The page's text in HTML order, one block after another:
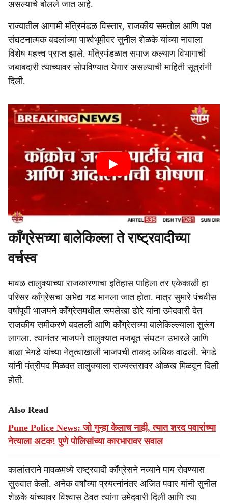
असल्याचे बोलले जात आहे.
राज्यातील आगामी मंत्रिमंडळ विस्तार, राजकीय समतोल आणि पक्ष
संघटनात्मक बदलांच्या पार्श्वभूमीवर सुनील शेळके यांच्या नावाला
विशेष महत्त्व प्राप्त झाले. मंत्रिमंडळात समाज कल्याण विभागाची
जबाबदारी त्याच्यावर सोपविण्यात येणार असल्याची माहिती सूत्रांनी
दिली.
काँग्रेसच्या बालेकिल्ला ते राष्ट्रवादीच्या
वर्चस्व
मावळ तालुक्याच्या राजकारणाचा इतिहास पाहिला तर एकेकाळी हा
परिसर काँग्रेसचा अभेद्य गड मानला जात होता. मात्र सुमारे पंचवीस
वर्षांपूर्वी भाजपने काँग्रेसमधील रूपलेखा ढोरे यांना उमेदवारी देत
राजकीय समीकरणे बदलली आणि काँग्रेसच्या बालेकिल्ल्याला सुरूंग
लागला. त्यानंतर भाजपने तालुक्यात मजबूत संघटन उभारले आणि
बाळा भेगडे यांच्या नेतृत्वाखाली भाजपची ताकद अधिक वाढली. भेगडे
यांनी मंत्रीपद मिळवत तालुक्याला राज्यस्तरावर ओळख मिळवून दिली
होती.
Also Read
Pune Police News: जो गुन्हा केलाच नाही, त्यात शरद पवारांच्या
नेत्याला अटक! पुणे पोलिसांच्या कारभारावर सवाल
कालांतराने मावळमध्ये राष्ट्रवादी काँग्रेसने नव्याने पाय रोवण्यास
सुरुवात केली. अनेक वर्षांच्या प्रयत्नांनंतर अजित पवार यांनी सुनील
शेळके यांच्यावर विश्वास ठेवत त्यांना उमेदवारी दिली आणि त्या